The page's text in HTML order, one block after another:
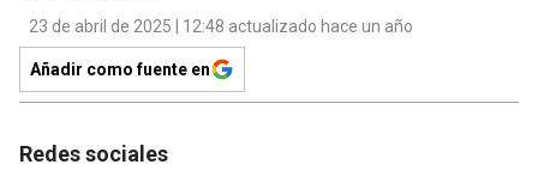
23 de abril de 2025 | 12:48 actualizado hace un año
Añadir como fuente en
Redes sociales